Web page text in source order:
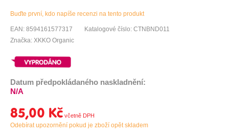
Buďte první, kdo napíše recenzi na tento produkt
EAN: 8594161577317
Katalogové číslo: CTNBND011
Značka: XKKO Organic
Datum předpokládaného naskladnění:
N/A
85,00 Kč
Odebírat upozornění pokud je zboží opět skladem